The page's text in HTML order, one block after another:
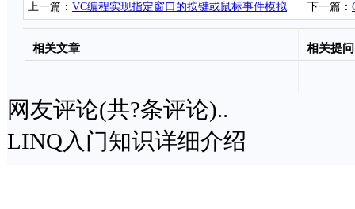
上一篇： VC编程实现指定窗口的按键或鼠标事件模拟 下一篇：
Overview)
相关文章 相关提问
网友评论(共?条评论)..
LINQ入门知识详细介绍